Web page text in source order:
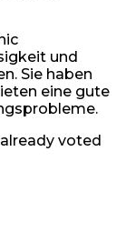
und
Sie haben
eine gute
voted